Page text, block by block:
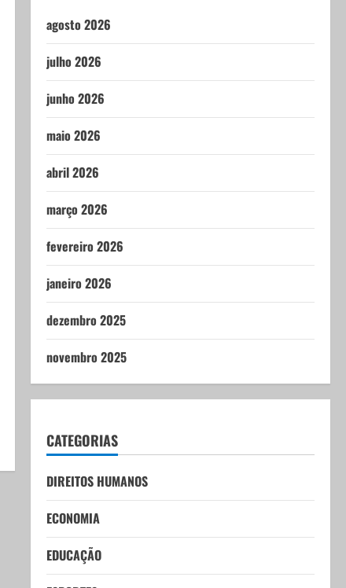
agosto 2026
julho 2026
junho 2026
maio 2026
abril 2026
março 2026
fevereiro 2026
janeiro 2026
dezembro 2025
novembro 2025
CATEGORIAS
DIREITOS HUMANOS
ECONOMIA
EDUCAÇÃO